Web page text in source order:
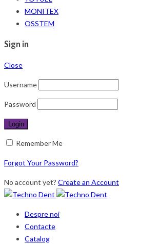
MONITEX
OSSTEM
Sign in
Close
Username
Password
Remember Me
Forgot Your Password?
No account yet? Create an Account
Despre noi
Contacte
Catalog